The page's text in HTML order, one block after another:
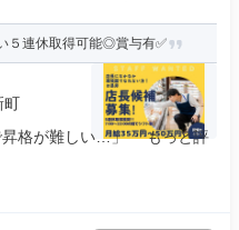
５連休取得可能◎賞与有✅
町
格が難しい…」 「もっと評